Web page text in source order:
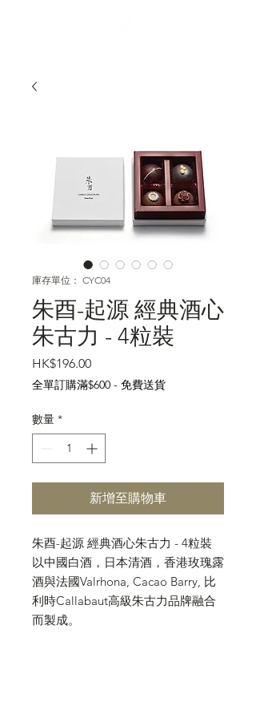
庫存單位： CYC04
朱酉-起源 經典酒心
朱古力 - 4粒裝
HK$196.00價
格
全單訂購滿$600 - 免費送貨
數量 *
新增至購物車
朱酉-起源 經典酒心朱古力 - 4粒裝
以中國白酒，日本清酒，香港玫瑰露
酒與法國Valrhona, Cacao Barry, 比
利時Callabaut高級朱古力品牌融合
而製成。